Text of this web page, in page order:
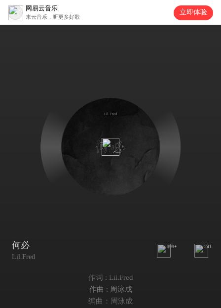
网易云音乐
来云音乐，听更多好歌
立即体验
何必
Lil.Fred
999+ 241
作词 : Lil.Fred
作曲 : 周泳成
编曲：周泳成